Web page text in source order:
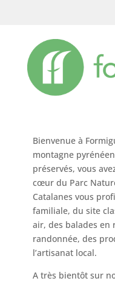
Bienvenue à
montagne
préservés, vous
cœur du Parc
Catalanes vous
familiale, du site
air, des balades en
randonnée, des
l’artisanat local.
A très bientôt sur